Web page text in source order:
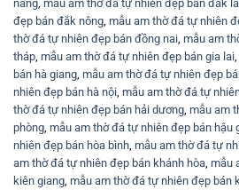
nẵng mẫu am thờ đá tự nhiên đẹp bán đắk
đẹp bán đắk nông mẫu am thờ đá tự nhiên
thờ đá tự nhiên đẹp bán đồng nai mẫu am
tháp mẫu am thờ đá tự nhiên đẹp bán gia lai
bán hà giang mẫu am thờ đá tự nhiên đẹp
nhiên đẹp bán hà nội mẫu am thờ đá tự
thờ đá tự nhiên đẹp bán hải dương mẫu am
phòng mẫu am thờ đá tự nhiên đẹp bán hậu
nhiên đẹp bán hòa bình mẫu am thờ đá tự
am thờ đá tự nhiên đẹp bán khánh hòa mẫu
kiên giang mẫu am thờ đá tự nhiên đẹp bán